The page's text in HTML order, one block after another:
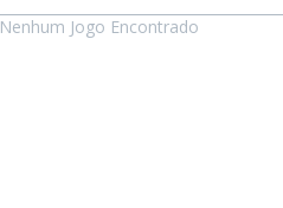
Nenhum Jogo Encontrado